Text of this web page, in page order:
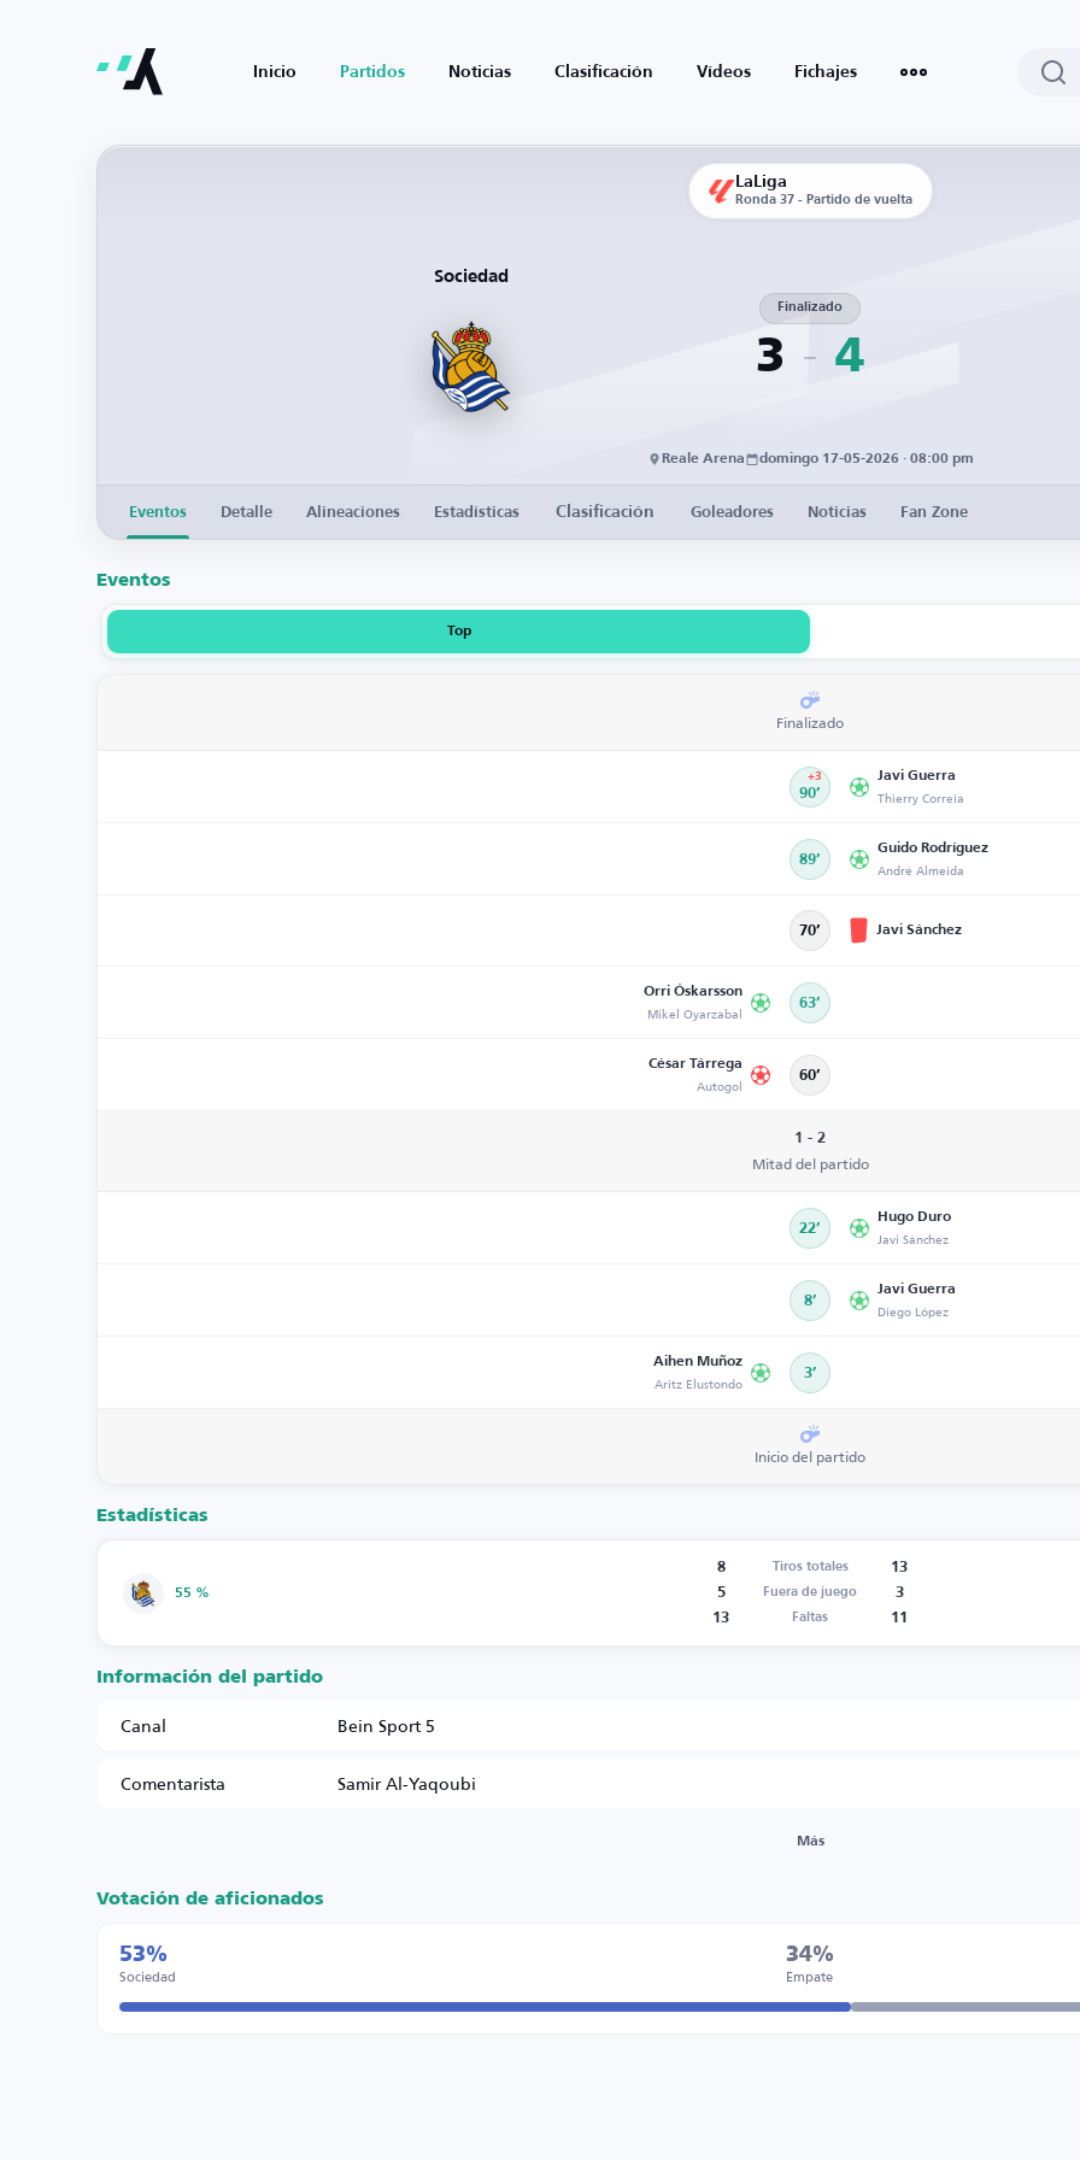
Inicio Partidos Noticias Clasificación Vídeos Fichajes
LaLiga
Ronda 37 - Partido de vuelta
Sociedad
3
Finalizado
4
Reale Arena domingo 17-05-2026 · 08:00 pm
Eventos Detalle Alineaciones Estadísticas Clasificación Goleadores Noticias Fan Zone
Eventos
Top
Finalizado
90’
+3 Javi Guerra
Thierry Correia
89’
Guido Rodríguez
André Almeida
70’ Javi Sánchez
Orri Óskarsson
Mikel Oyarzabal 63’
César Tárrega
Autogol 60’
1 - 2
Mitad del partido
22’
Hugo Duro
Javi Sánchez
8’
Javi Guerra
Diego López
Aihen Muñoz
Aritz Elustondo 3’
Inicio del partido
Estadísticas
55 %
8 Tiros totales
13
5
Fuera de juego
3
13
Faltas 11
Información del partido
Canal
Bein Sport 5
Comentarista
Samir Al-Yaqoubi
Más
Votación de aficionados
53%
Sociedad
34%
Empate